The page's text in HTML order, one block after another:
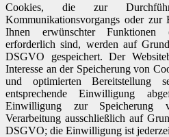
Cookies, die zur
Kommunikationsvorgangs oder zur
Ihnen erwünschter
erforderlich sind, werden auf
DSGVO gespeichert. Der
Interesse an der Speicherung von
und optimierten Bereitstellung
entsprechende Einwilligung
Einwilligung zur
Verarbeitung ausschließlich auf
DSGVO; die Einwilligung ist